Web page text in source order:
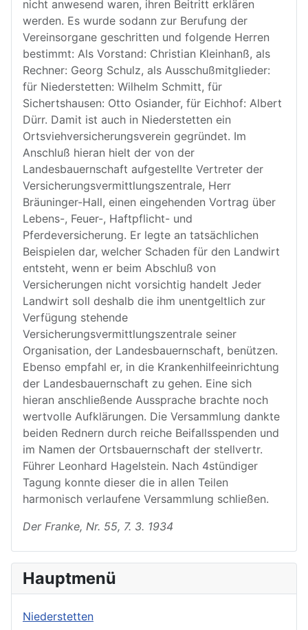
nicht anwesend waren, ihren Beitritt erklären
werden. Es wurde sodann zur Berufung der
Vereinsorgane geschritten und folgende Herren
bestimmt: Als Vorstand: Christian Kleinhanß, als
Rechner: Georg Schulz, als Ausschußmitglieder:
für Niederstetten: Wilhelm Schmitt, für
Sichertshausen: Otto Osiander, für Eichhof: Albert
Dürr. Damit ist auch in Niederstetten ein
Ortsviehversicherungsverein gegründet. Im
Anschluß hieran hielt der von der
Landesbauernschaft aufgestellte Vertreter der
Versicherungsvermittlungszentrale, Herr
Bräuninger-Hall, einen eingehenden Vortrag über
Lebens-, Feuer-, Haftpflicht- und
Pferdeversicherung. Er legte an tatsächlichen
Beispielen dar, welcher Schaden für den Landwirt
entsteht, wenn er beim Abschluß von
Versicherungen nicht vorsichtig handelt Jeder
Landwirt soll deshalb die ihm unentgeltlich zur
Verfügung stehende
Versicherungsvermittlungszentrale seiner
Organisation, der Landesbauernschaft, benützen.
Ebenso empfahl er, in die Krankenhilfeeinrichtung
der Landesbauernschaft zu gehen. Eine sich
hieran anschließende Aussprache brachte noch
wertvolle Aufklärungen. Die Versammlung dankte
beiden Rednern durch reiche Beifallsspenden und
im Namen der Ortsbauernschaft der stellvertr.
Führer Leonhard Hagelstein. Nach 4stündiger
Tagung konnte dieser die in allen Teilen
harmonisch verlaufene Versammlung schließen.
Der Franke, Nr. 55, 7. 3. 1934
Hauptmenü
Niederstetten